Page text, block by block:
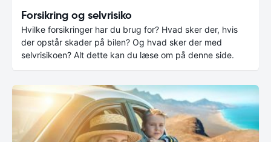
Forsikring og selvrisiko
Hvilke forsikringer har du brug for? Hvad sker der, hvis
der opstår skader på bilen? Og hvad sker der med
selvrisikoen? Alt dette kan du læse om på denne side.